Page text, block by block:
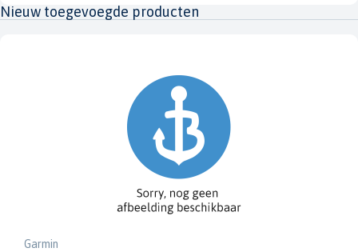
Nieuw toegevoegde producten
Garmin